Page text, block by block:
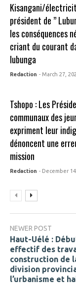
Kisangani/
président de ”
les conséquences
criant du courant
lubunga
Redaction - March 27,
Tshopo : Les
communaux des
expriment leur
dénoncent une
mission
Redaction - December
NEWER POST
Haut-Uélé :
effectif des
construction de
division
l’urbanisme et